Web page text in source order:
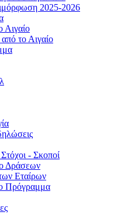
2025-2026
Αιγαίο
το Αιγαίο
- Σκοποί
Δράσεων
Εταίρων
Πρόγραμμα